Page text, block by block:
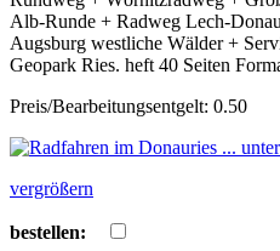
Alb-Runde + Radweg Lech-
Augsburg westliche Wälder +
Geopark Ries. heft 40 Seiten
Preis/Bearbeitungsentgelt: 0.50
vergrößern
bestellen: